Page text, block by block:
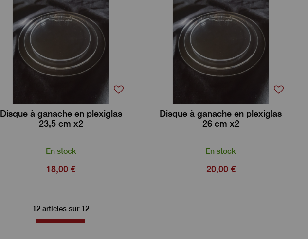
Disque à ganache en plexiglas
23,5 cm x2
En stock
18,00 €
Disque à ganache en plexiglas
26 cm x2
En stock
20,00 €
12 articles sur 12